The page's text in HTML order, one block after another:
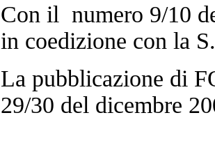
Con il numero 9/10
in coedizione con la
La pubblicazione di
29/30 del dicembre